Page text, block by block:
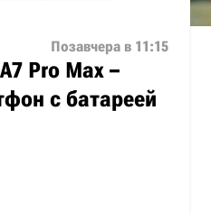
Позавчера в 11:15
Pro Max –
с батареей